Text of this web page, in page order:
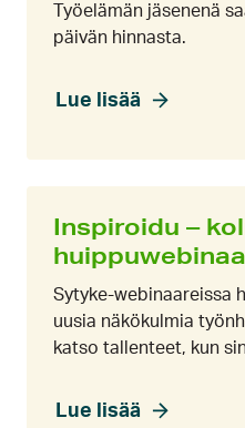
Työelämän jäsenenä
päivän hinnasta.
Lue lisää
Inspiroidu –
Sytyke-webinaareissa
uusia näkökulmia
katso tallenteet, kun
Lue lisää